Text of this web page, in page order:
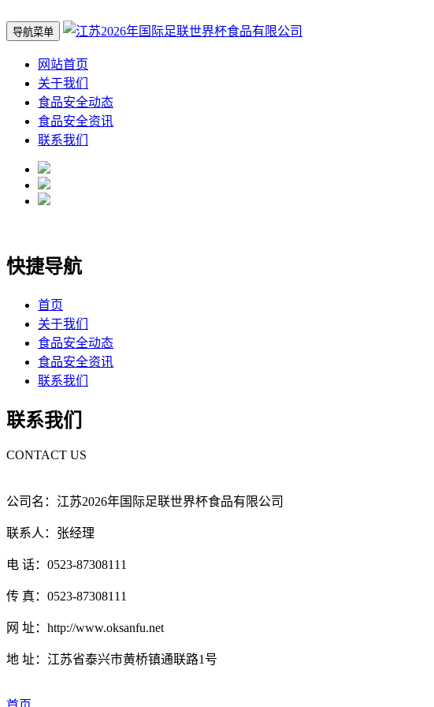
导航菜单
网站首页
关于我们
食品安全动态
食品安全资讯
联系我们
快捷导航
首页
关于我们
食品安全动态
食品安全资讯
联系我们
联系我们
CONTACT US
公司名：江苏2026年国际足联世界杯食品有限公司
联系人：张经理
电 话：0523-87308111
传 真：0523-87308111
网 址：http://www.oksanfu.net
地 址：江苏省泰兴市黄桥镇通联路1号